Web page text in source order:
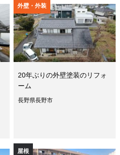
外壁・外装
20年ぶりの外壁塗装のリフォ
ーム
長野県長野市
屋根